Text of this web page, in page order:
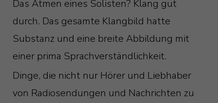
Das Atmen eines Solisten? Klang gut
durch. Das gesamte Klangbild hatte
Substanz und eine breite Abbildung mit
einer prima Sprachverständlichkeit.
Dinge, die nicht nur Hörer und Liebhaber
von Radiosendungen und Nachrichten zu